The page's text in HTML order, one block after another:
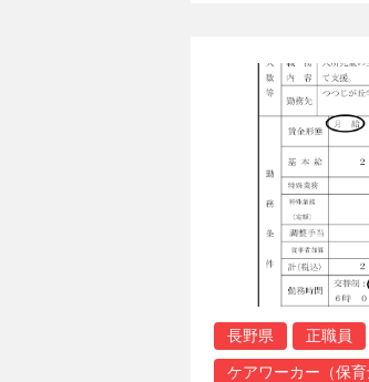
長野県 正職員
ケアワーカー（保育